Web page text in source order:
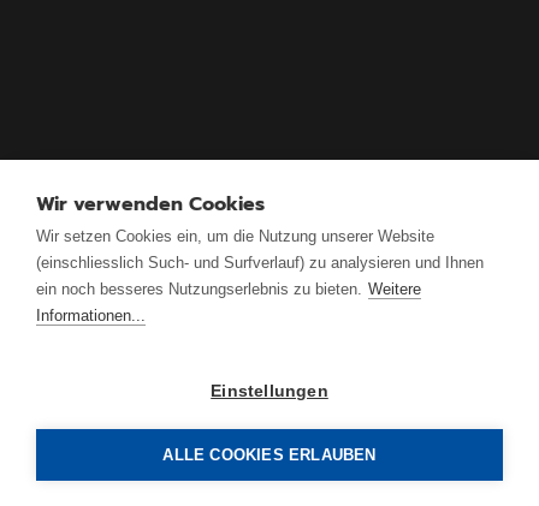
Antrimon Group AG
Wir verwenden Cookies
Wir setzen Cookies ein, um die Nutzung unserer Website
(einschliesslich Such- und Surfverlauf) zu analysieren und Ihnen
ein noch besseres Nutzungserlebnis zu bieten. Weitere
Informationen...
Einstellungen
ALLE COOKIES ERLAUBEN